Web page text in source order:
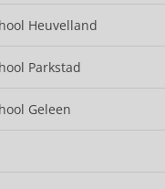
Heuvelland
Parkstad
Geleen